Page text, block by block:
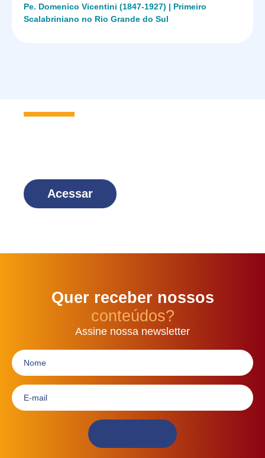
Pe. Domenico Vicentini (1847-1927) | Primeiro
Scalabriniano no Rio Grande do Sul
Acessar
Quer receber nossos
conteúdos?
Assine nossa newsletter